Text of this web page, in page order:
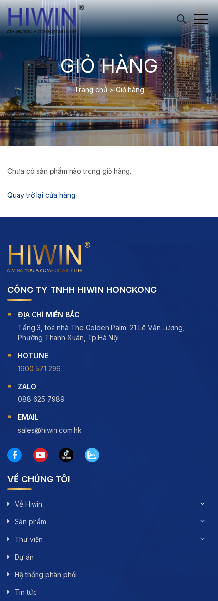
GIỎ HÀNG
Trang chủ>Giỏ hàng
Chưa có sản phẩm nào trong giỏ hàng.
Quay trở lại cửa hàng
CÔNG TY TNHH HIWIN HONGKONG
ĐỊA CHỈ MIỀN BẮC
Tầng 3, toà nhà The Golden Palm, 21 Lê Văn Lương,
Phường Thanh Xuân, Tp.Hà Nội
HOTLINE
1900 571 296
ZALO
088 625 7989
EMAIL
sales@hiwin.com.hk
VỀ CHÚNG TÔI
Về Hiwin
Sản phẩm
Thư viện
Dự án
Hệ thống phân phối
Tin tức